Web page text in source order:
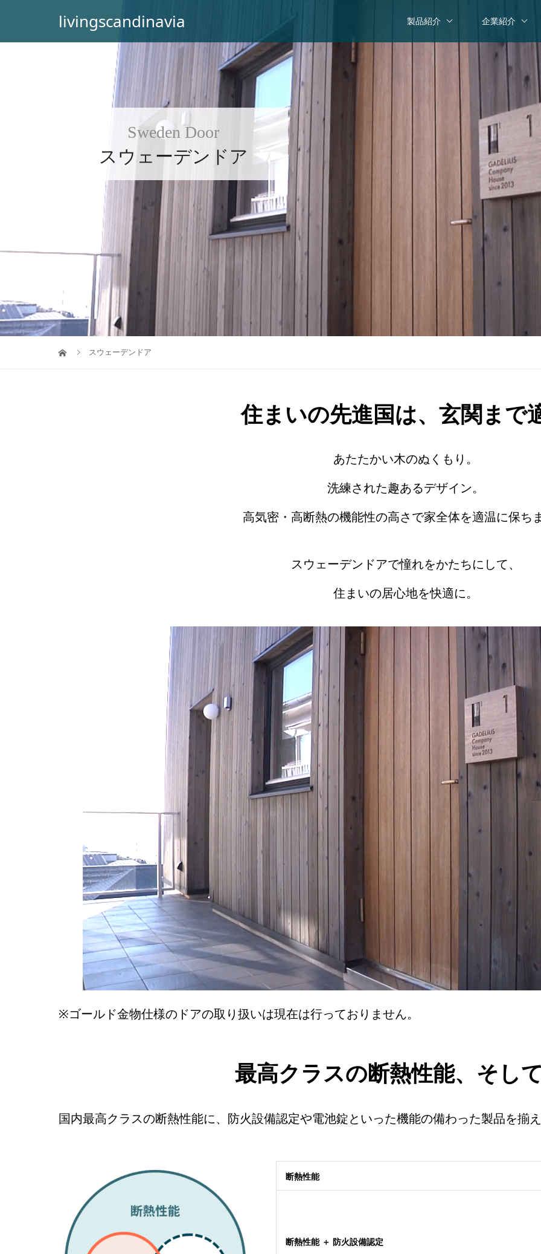
livingscandinavia 製品紹介 企業紹介
Sweden Door
スウェーデンドア
スウェーデンドア
住まいの先進国は、玄関まで
あたたかい木のぬくもり。
洗練された趣あるデザイン。
高気密・高断熱の機能性の高さで家全体を適温に保ち
スウェーデンドアで憧れをかたちにして、
住まいの居心地を快適に。
※ゴールド金物仕様のドアの取り扱いは現在は行っておりません。
最高クラスの断熱性能、そし
国内最高クラスの断熱性能に、防火設備認定や電池錠といった機能の備わった製品を揃
断熱性能
断熱性能 ＋ 防火設備認定